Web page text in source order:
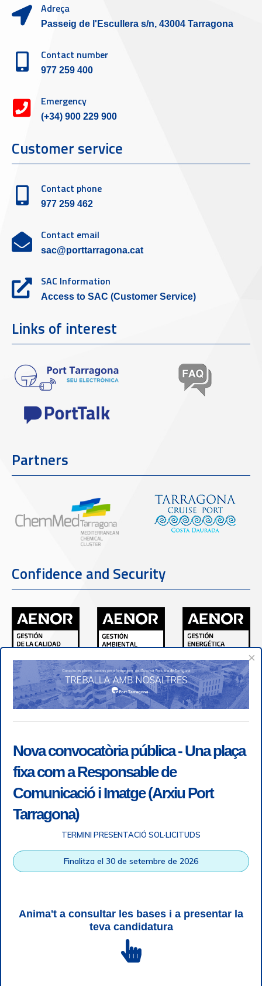
Adreça
Passeig de l'Escullera s/n, 43004 Tarragona
Contact number
977 259 400
Emergency
(+34) 900 229 900
Customer service
Contact phone
977 259 462
Contact email
sac@porttarragona.cat
SAC Information
Access to SAC (Customer Service)
Links of interest
Partners
Confidence and Security
×
Nova convocatòria pública - Una plaça
fixa com a Responsable de
Comunicació i Imatge (Arxiu Port
Tarragona)
TERMINI PRESENTACIÓ SOL·LICITUDS
Finalitza el 30 de setembre de 2026
Anima't a consultar les bases i a presentar la
teva candidatura